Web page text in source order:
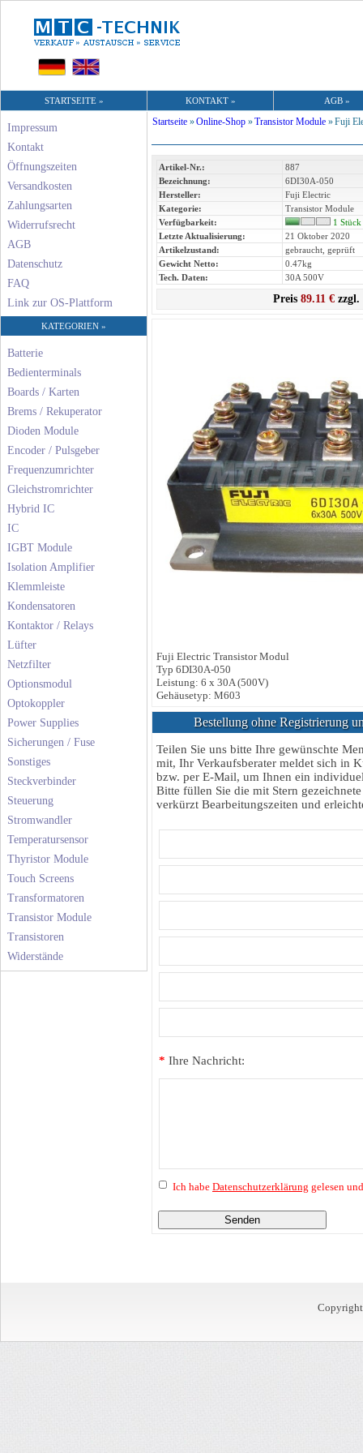
STARTSEITE » KONTAKT » AGB »
Impressum
Kontakt
Öffnungszeiten
Versandkosten
Zahlungsarten
Widerrufsrecht
AGB
Datenschutz
FAQ
Link zur OS-Plattform
KATEGORIEN »
Batterie
Bedienterminals
Boards / Karten
Brems / Rekuperator
Dioden Module
Encoder / Pulsgeber
Frequenzumrichter
Gleichstromrichter
Hybrid IC
IC
IGBT Module
Isolation Amplifier
Klemmleiste
Kondensatoren
Kontaktor / Relays
Lüfter
Netzfilter
Optionsmodul
Optokoppler
Power Supplies
Sicherungen / Fuse
Sonstiges
Steckverbinder
Steuerung
Stromwandler
Temperatursensor
Thyristor Module
Touch Screens
Transformatoren
Transistor Module
Transistoren
Widerstände
Startseite »Online-Shop »Transistor Module »Fuji
Artikel-Nr.:
887
Bezeichnung:
6DI30A-050
Hersteller:
Fuji Electric
Kategorie:
Transistor Module
Verfügbarkeit:
1
Letzte Aktualisierung:
21 Oktober 2020
Artikelzustand:
gebraucht, geprüft
Gewicht Netto:
0.47kg
Tech. Daten:
30A 500V
Preis 89.11 €
Fuji Electric Transistor Modul
Typ 6DI30A-050
Leistung: 6 x 30A (500V)
Gehäusetyp: M603
Bestellung ohne Registrierung
Teilen Sie uns bitte Ihre gewünschte
mit, Ihr Verkaufsberater meldet sich in
bzw. per E-Mail, um Ihnen ein
Bitte füllen Sie die mit Stern
verkürzt Bearbeitungszeiten und
* Ihre Nachricht:
Ich habe Datenschutzerklärung gelesen
Senden